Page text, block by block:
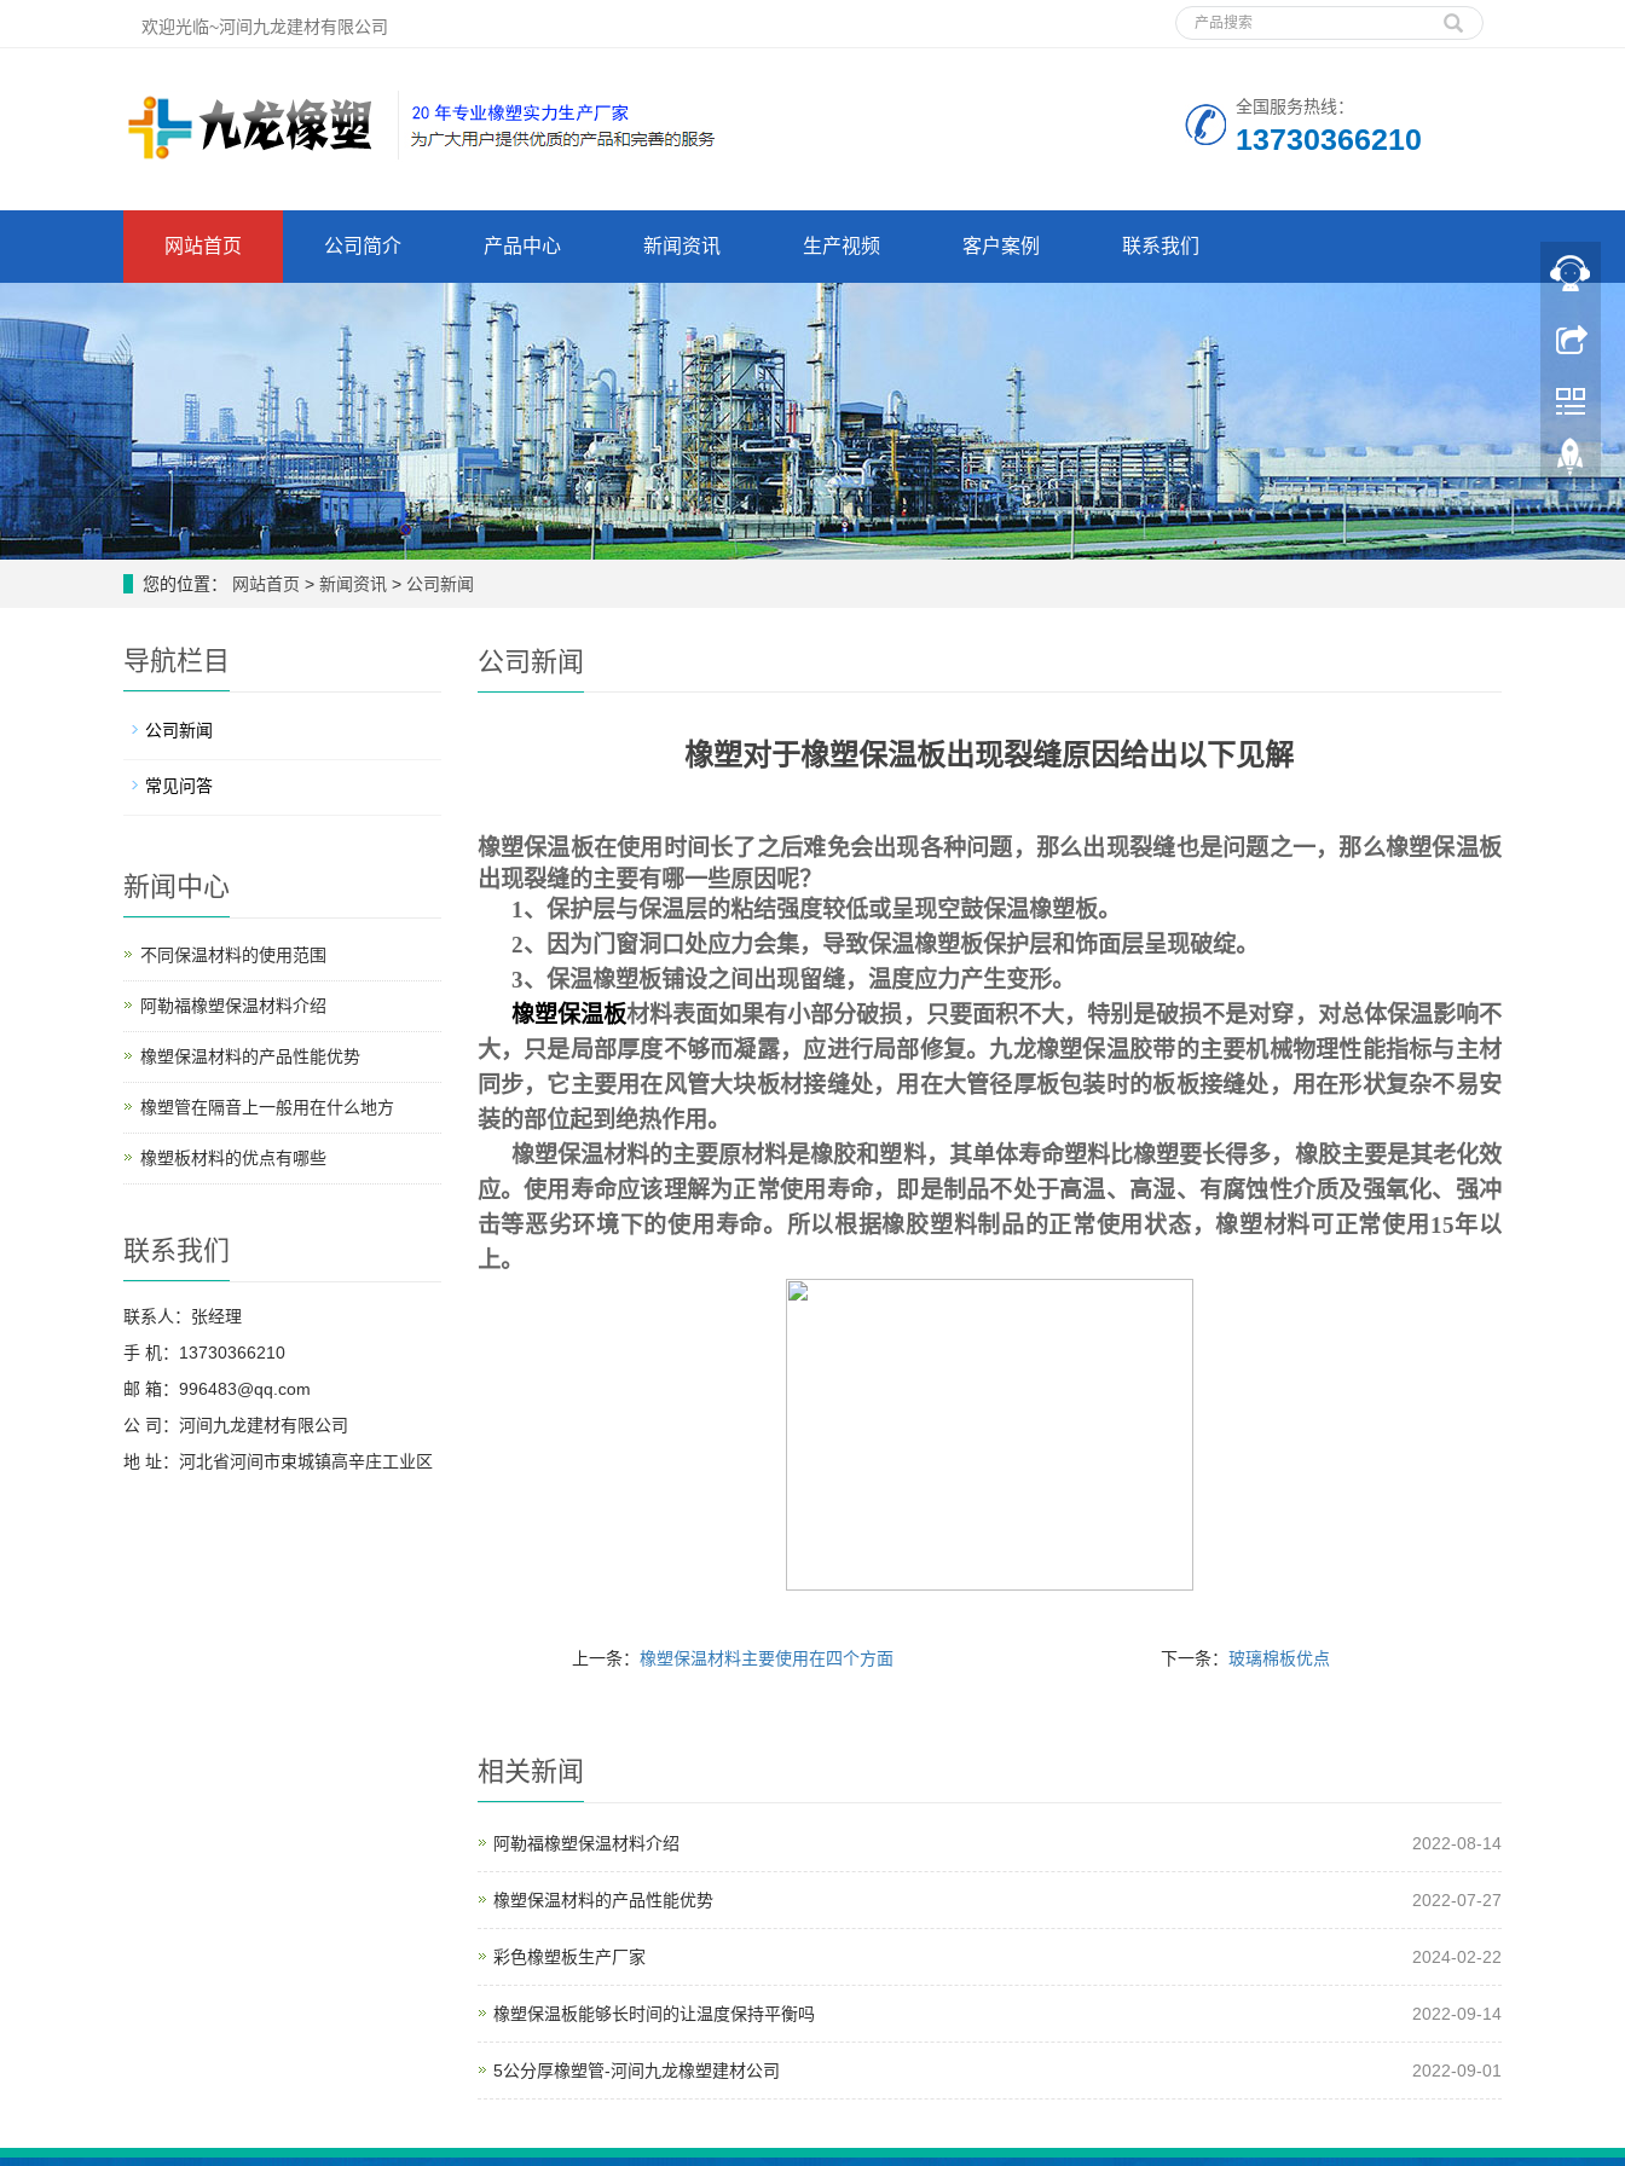
欢迎光临~河间九龙建材有限公司
全国服务热线：
13730366210
网站首页 公司简介 产品中心 新闻资讯 生产视频 客户案例 联系我们
您的位置： 网站首页 > 新闻资讯 > 公司新闻
公司新闻
橡塑对于橡塑保温板出现裂缝原因给出以下见解
橡塑保温板在使用时间长了之后难免会出现各种问题，那么出现裂缝也是问题之一，那么橡塑保温板
出现裂缝的主要有哪一些原因呢？
1、保护层与保温层的粘结强度较低或呈现空鼓保温橡塑板。
2、因为门窗洞口处应力会集，导致保温橡塑板保护层和饰面层呈现破绽。
3、保温橡塑板铺设之间出现留缝，温度应力产生变形。
橡塑保温板材料表面如果有小部分破损，只要面积不大，特别是破损不是对穿，对总体保温影响不
大，只是局部厚度不够而凝露，应进行局部修复。九龙橡塑保温胶带的主要机械物理性能指标与主材
同步，它主要用在风管大块板材接缝处，用在大管径厚板包装时的板板接缝处，用在形状复杂不易安
装的部位起到绝热作用。
橡塑保温材料的主要原材料是橡胶和塑料，其单体寿命塑料比橡塑要长得多，橡胶主要是其老化效
应。使用寿命应该理解为正常使用寿命，即是制品不处于高温、高湿、有腐蚀性介质及强氧化、强冲
击等恶劣环境下的使用寿命。所以根据橡胶塑料制品的正常使用状态，橡塑材料可正常使用 15年以
上。
上一条：橡塑保温材料主要使用在四个方面 下一条：玻璃棉板优点
相关新闻
阿勒福橡塑保温材料介绍 2022-08-14
橡塑保温材料的产品性能优势 2022-07-27
彩色橡塑板生产厂家 2024-02-22
橡塑保温板能够长时间的让温度保持平衡吗 2022-09-14
5公分厚橡塑管-河间九龙橡塑建材公司 2022-09-01
导航栏目
公司新闻
常见问答
新闻中心
不同保温材料的使用范围
阿勒福橡塑保温材料介绍
橡塑保温材料的产品性能优势
橡塑管在隔音上一般用在什么地方
橡塑板材料的优点有哪些
联系我们
联系人：张经理
手 机：13730366210
邮 箱：996483@qq.com
公 司：河间九龙建材有限公司
地 址：河北省河间市束城镇高辛庄工业区